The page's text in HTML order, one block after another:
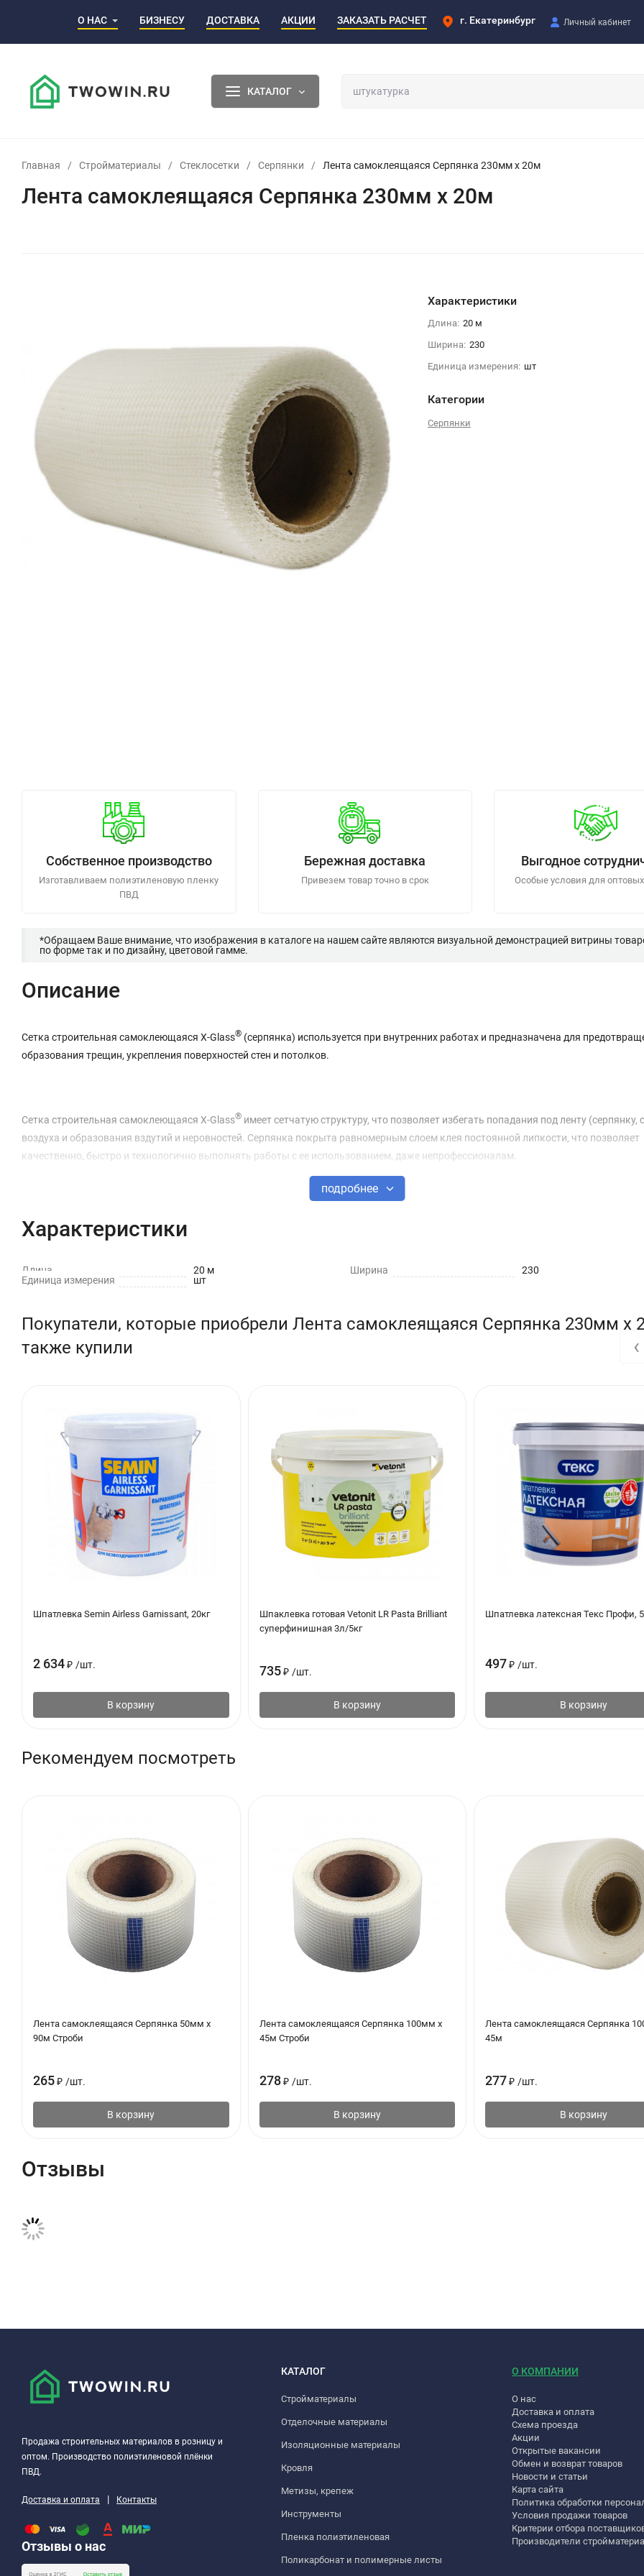
О НАС БИЗНЕСУ ДОСТАВКА АКЦИИ ЗАКАЗАТЬ РАСЧЕТ г. Екатеринбург Личный кабинет
КАТАЛОГ
Главная / Стройматериалы / Стеклосетки / Серпянки / Лента самоклеящаяся Серпянка 230мм х 20м
Лента самоклеящаяся Серпянка 230мм х 20м
Характеристики
Длина: 20 м
Ширина: 230
Единица измерения: шт
Категории
Серпянки
Собственное производство
Изготавливаем полиэтиленовую пленку
ПВД
Бережная доставка
Привезем товар точно в срок
Выгодное
Особые условия для
*Обращаем Ваше внимание, что изображения в каталоге на нашем сайте являются визуальной демонстрацией витрины
по форме так и по дизайну, цветовой гамме.
Описание
Сетка строительная самоклеющаяся X-Glass® (серпянка) используется при внутренних работах и предназначена для
образования трещин, укрепления поверхностей стен и потолков.
Сетка строительная самоклеющаяся X-Glass® имеет сетчатую структуру, что позволяет избегать попадания под ленту (серпянку,
воздуха и образования вздутий и неровностей. Серпянка покрыта равномерным слоем клея постоянной липкости, что позволяет
качественно, быстро и технологично выполнять работы с ее использованием, даже непрофессионалам.
(серпянка, строби) применяется для:
проклейки трещин на потолках и стенах перед покраской и оклейкой обоев;
подробнее
Характеристики
Длина 20 м Ширина
230
Единица измерения
шт
Покупатели, которые приобрели Лента самоклеящаяся Серпянка 230мм х
также купили
Шпатлевка Semin Airless Garnissant, 20кг
2 634₽ /шт.
В корзину
Шпаклевка готовая Vetonit LR Pasta Brilliant
суперфинишная 3л/5кг
735 ₽ /шт.
В корзину
Шпатлевка латексная Текс Профи, 5
497 ₽ /шт.
В корзину
‹
Рекомендуем посмотреть
Лента самоклеящаяся Серпянка 50мм х
90м Строби
265₽ /шт.
В корзину
Лента самоклеящаяся Серпянка 100мм х
45м Строби
278 ₽ /шт.
В корзину
Лента самоклеящаяся Серпянка
45м
277 ₽ /шт.
В корзину
Отзывы
Продажа строительных материалов в розницу и
оптом. Производство полиэтиленовой плёнки
ПВД.
Доставка и оплата | Контакты
Отзывы о нас
КАТАЛОГ
Стройматериалы
Отделочные материалы
Изоляционные материалы
Кровля
Метизы, крепеж
Инструменты
Пленка полиэтиленовая
Поликарбонат и полимерные листы
О КОМПАНИИ
О нас
Доставка и оплата
Схема проезда
Акции
Открытые вакансии
Обмен и возврат товаров
Новости и статьи
Карта сайта
Политика обработки
Условия продажи товаров
Критерии отбора
Производители